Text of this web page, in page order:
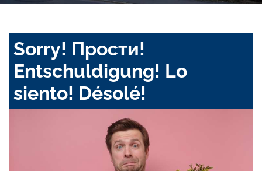
Sorry! Прости!
Entschuldigung! Lo
siento! Désolé!